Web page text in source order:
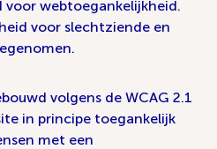
webtoegankelijkheid.
voor slechtziende en
volgens de WCAG 2.1
in principe toegankelijk
met een